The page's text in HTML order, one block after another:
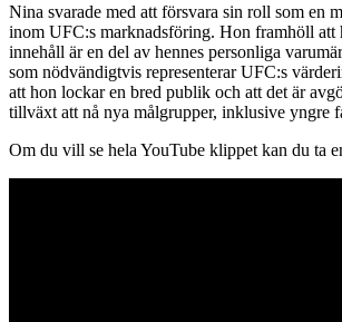
Nina svarade med att försvara sin roll som en
inom UFC:s marknadsföring. Hon framhöll att
innehåll är en del av hennes personliga
som nödvändigtvis representerar UFC:s
att hon lockar en bred publik och att det är
tillväxt att nå nya målgrupper, inklusive yngre
Om du vill se hela YouTube klippet kan du ta